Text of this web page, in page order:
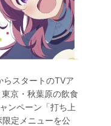
らスタートのTVア
京・秋葉原の飲食
ンペーン「打ち上
定メニューを公